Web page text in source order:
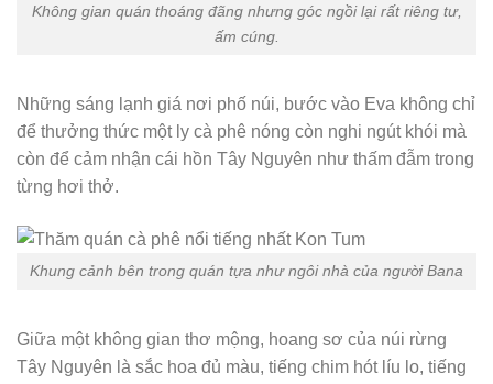
Không gian quán thoáng đãng nhưng góc ngồi lại rất riêng tư,
ấm cúng.
Những sáng lạnh giá nơi phố núi, bước vào Eva không chỉ
để thưởng thức một ly cà phê nóng còn nghi ngút khói mà
còn để cảm nhận cái hồn Tây Nguyên như thấm đẫm trong
từng hơi thở.
Khung cảnh bên trong quán tựa như ngôi nhà của người Bana
Giữa một không gian thơ mộng, hoang sơ của núi rừng
Tây Nguyên là sắc hoa đủ màu, tiếng chim hót líu lo, tiếng